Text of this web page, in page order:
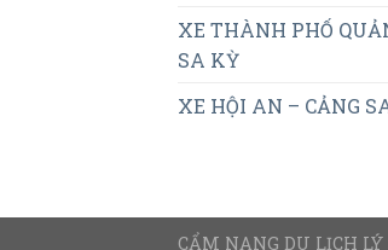
XE THÀNH PHỐ
SA KỲ
XE HỘI AN – CẢNG
CẨM NANG DU LỊCH